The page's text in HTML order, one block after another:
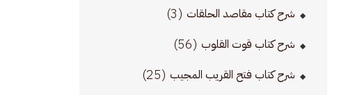
شرح كتاب مقاصد الحلقات (3)
شرح كتاب قوت القلوب (56)
شرح كتاب فتح القريب المجيب (25)